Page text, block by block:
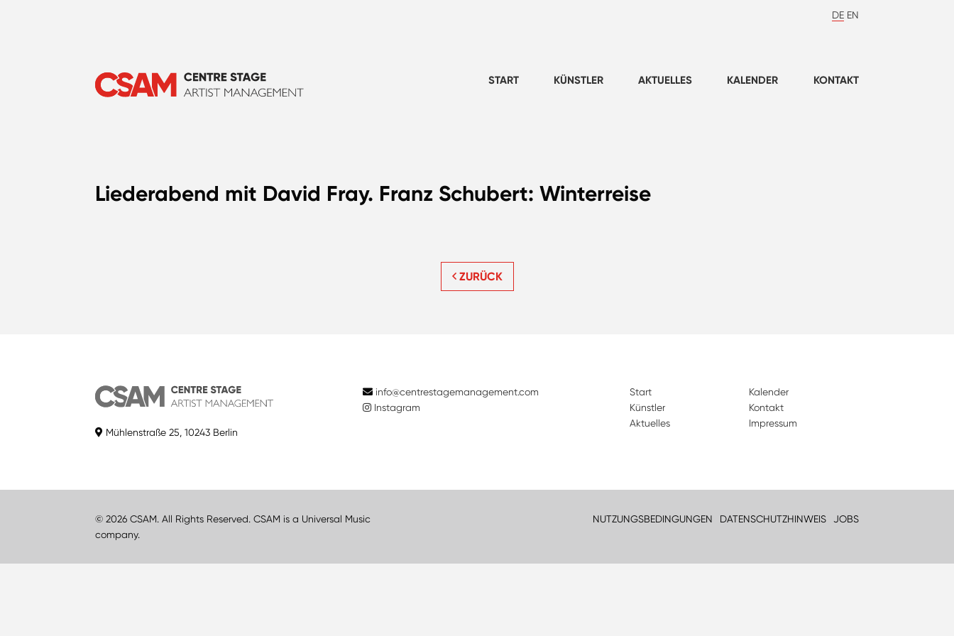
DE EN
START KÜNSTLER AKTUELLES KALENDER KONTAKT
Liederabend mit David Fray. Franz Schubert: Winterreise
ZURÜCK
Mühlenstraße 25, 10243 Berlin
info@centrestagemanagement.com
Instagram
Start
Künstler
Aktuelles
Kalender
Kontakt
Impressum
© 2026 CSAM. All Rights Reserved. CSAM is a Universal Music
company.
NUTZUNGSBEDINGUNGEN DATENSCHUTZHINWEIS JOBS